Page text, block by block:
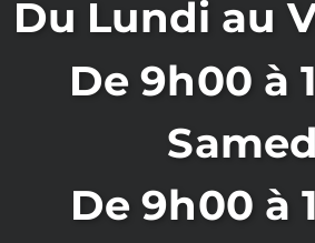
Du Lundi au
De 9h00 à
De 9h00 à